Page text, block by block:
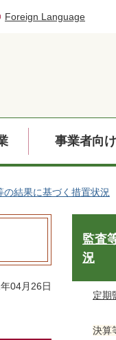
Foreign Language
事業者向け
の結果に基づく措置状況
04月26日
監査
況
定期
決算